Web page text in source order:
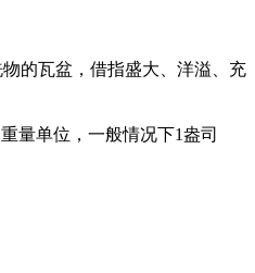
的瓦盆，借指盛大、洋溢、充
量单位，一般情况下1盎司